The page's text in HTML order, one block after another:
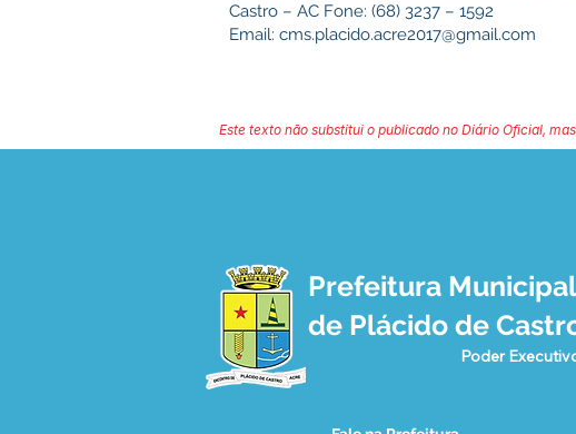
Castro – AC Fone: (68) 3237 – 1592
Email: cms.placido.acre2017@gmail.com
Este texto não substitui o publicado no Diário Oficial,
Prefeitura Municipal
de Plácido de
Poder